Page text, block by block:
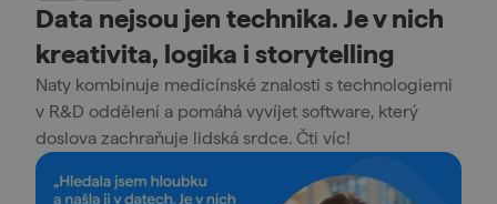
Data nejsou jen technika. Je v nich
kreativita, logika i storytelling
Naty kombinuje medicínské znalosti s technologiemi
v R&D oddělení a pomáhá vyvíjet software, který
doslova zachraňuje lidská srdce. Čti víc!